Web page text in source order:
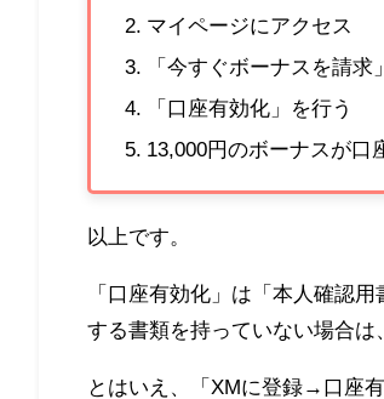
マイページにアクセス
「今すぐボーナスを請求
「口座有効化」を行う
13,000円のボーナスが口
以上です。
「口座有効化」は「本人確認
する書類を持っていない場合は
とはいえ、「 XMに登録→口座